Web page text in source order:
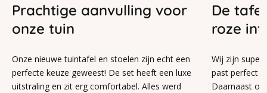
Prachtige aanvulling voor
onze tuin
Onze nieuwe tuintafel en stoelen zijn echt een
perfecte keuze geweest! De set heeft een luxe
uitstraling en zit erg comfortabel. Alles werd
De
roze
Wij zijn
past perfect
Daarnaast